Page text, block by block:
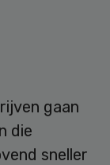
gaan
die
sneller